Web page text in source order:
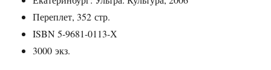
Переплет, 352 стр.
ISBN 5-9681-0113-Х
3000 экз.